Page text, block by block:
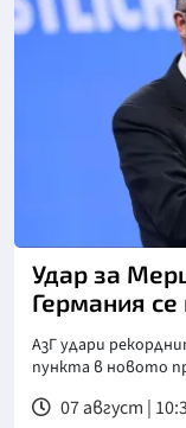
Снимка:
Удар за
Германия
АзГ удари
пункта в новото
07 август |